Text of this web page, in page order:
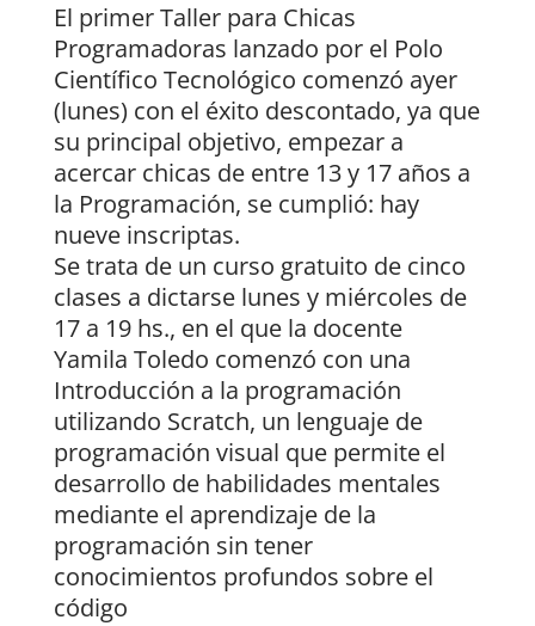
El primer Taller para Chicas
Programadoras lanzado por el Polo
Científico Tecnológico comenzó ayer
(lunes) con el éxito descontado, ya que
su principal objetivo, empezar a
acercar chicas de entre 13 y 17 años a
la Programación, se cumplió: hay
nueve inscriptas.
Se trata de un curso gratuito de cinco
clases a dictarse lunes y miércoles de
17 a 19 hs., en el que la docente
Yamila Toledo comenzó con una
Introducción a la programación
utilizando Scratch, un lenguaje de
programación visual que permite el
desarrollo de habilidades mentales
mediante el aprendizaje de la
programación sin tener
conocimientos profundos sobre el
código